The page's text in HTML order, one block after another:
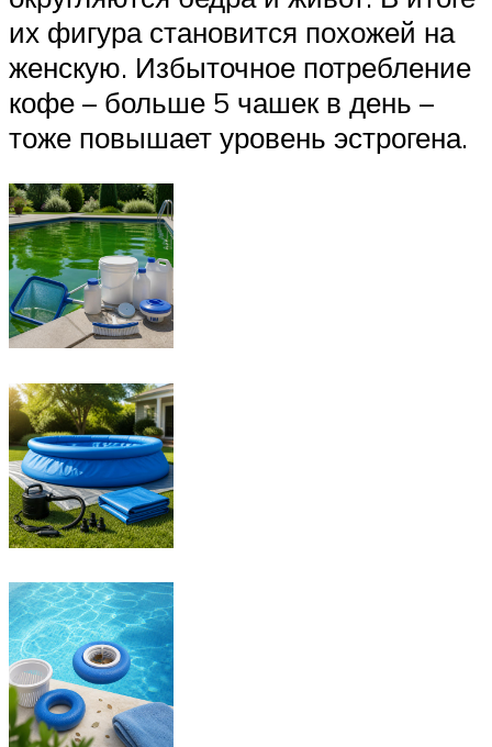
их фигура становится похожей на
женскую. Избыточное потребление
кофе – больше 5 чашек в день –
тоже повышает уровень эстрогена.